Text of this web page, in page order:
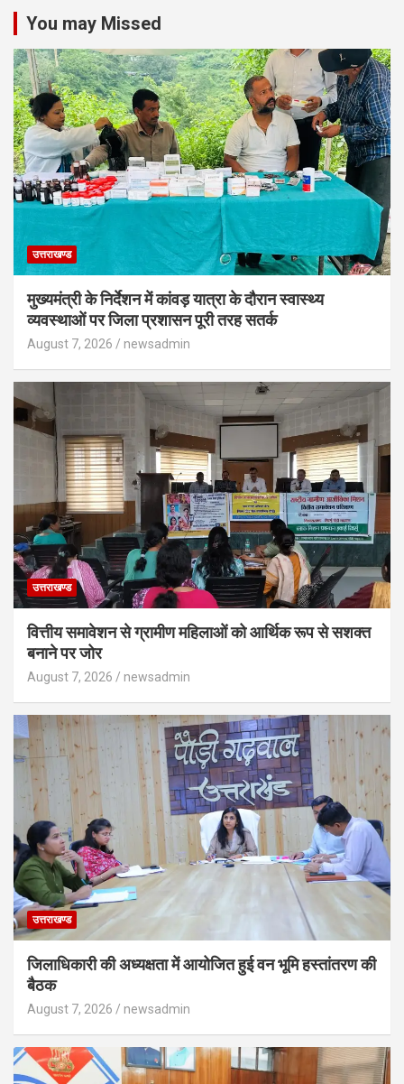
You may Missed
उत्तराखण्ड
मुख्यमंत्री के निर्देशन में कांवड़ यात्रा के दौरान स्वास्थ्य
व्यवस्थाओं पर जिला प्रशासन पूरी तरह सतर्क
August 7, 2026 newsadmin
उत्तराखण्ड
वित्तीय समावेशन से ग्रामीण महिलाओं को आर्थिक रूप से सशक्त
बनाने पर जोर
August 7, 2026 newsadmin
उत्तराखण्ड
जिलाधिकारी की अध्यक्षता में आयोजित हुई वन भूमि हस्तांतरण की
बैठक
August 7, 2026 newsadmin